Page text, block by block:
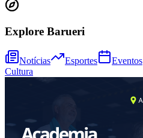
Explore Barueri
Notícias Esportes Eventos
Cultura